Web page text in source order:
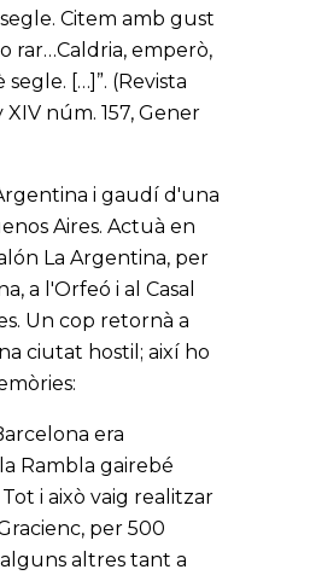
Citem amb gust
rar…Caldria, emperò,
[…]”. (Revista
núm. 157, Gener
i gaudí d'una
Aires. Actuà en
La Argentina, per
a l'Orfeó i al Casal
Un cop retornà a
ciutat hostil; així ho
era
Rambla gairebé
i això vaig realitzar
per 500
altres tant a